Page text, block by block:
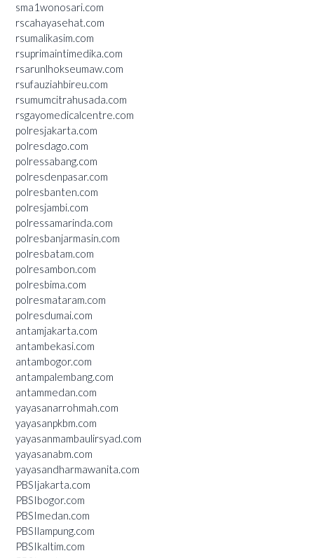
sma1wonosari.com
rscahayasehat.com
rsumalikasim.com
rsuprimaintimedika.com
rsarunlhokseumaw.com
rsufauziahbireu.com
rsumumcitrahusada.com
rsgayomedicalcentre.com
polresjakarta.com
polresdago.com
polressabang.com
polresdenpasar.com
polresbanten.com
polresjambi.com
polressamarinda.com
polresbanjarmasin.com
polresbatam.com
polresambon.com
polresbima.com
polresmataram.com
polresdumai.com
antamjakarta.com
antambekasi.com
antambogor.com
antampalembang.com
antammedan.com
yayasanarrohmah.com
yayasanpkbm.com
yayasanmambaulirsyad.com
yayasanabm.com
yayasandharmawanita.com
PBSIjakarta.com
PBSIbogor.com
PBSImedan.com
PBSIlampung.com
PBSIkaltim.com